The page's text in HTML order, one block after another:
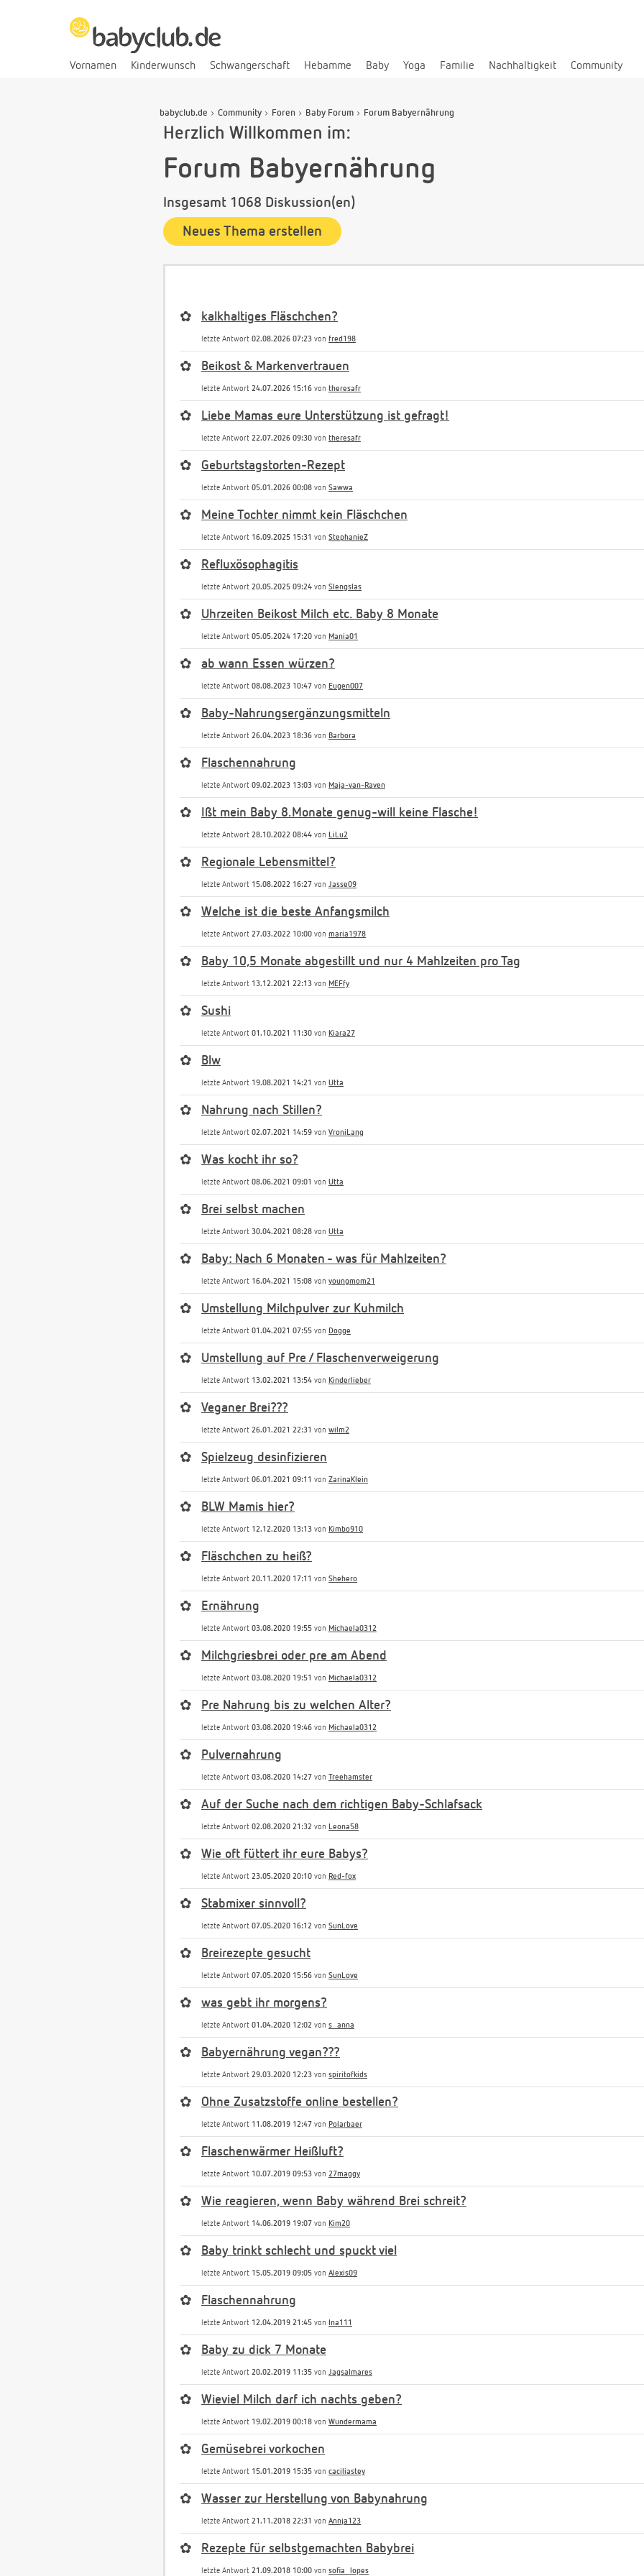
Vornamen Kinderwunsch Schwangerschaft Hebamme Baby Yoga Familie Nachhaltigkeit Community
babyclub.de Community Foren Baby Forum Forum Babyernährung
Herzlich Willkommen im:
Forum Babyernährung
Insgesamt 1068 Diskussion(en)
Neues Thema erstellen
✿ kalkhaltiges Fläschchen?
letzte Antwort 02.08.2026 07:23 von fred198
✿ Beikost & Markenvertrauen
letzte Antwort 24.07.2026 15:16 von theresafr
✿ Liebe Mamas eure Unterstützung ist gefragt!
letzte Antwort 22.07.2026 09:30 von theresafr
✿ Geburtstagstorten-Rezept
letzte Antwort 05.01.2026 00:08 von Sawwa
✿ Meine Tochter nimmt kein Fläschchen
letzte Antwort 16.09.2025 15:31 von StephanieZ
✿ Refluxösophagitis
letzte Antwort 20.05.2025 09:24 von Slengslas
✿ Uhrzeiten Beikost Milch etc. Baby 8 Monate
letzte Antwort 05.05.2024 17:20 von Mania01
✿ ab wann Essen würzen?
letzte Antwort 08.08.2023 10:47 von Eugen007
✿ Baby-Nahrungsergänzungsmitteln
letzte Antwort 26.04.2023 18:36 von Barbora
✿ Flaschennahrung
letzte Antwort 09.02.2023 13:03 von Maja-van-Raven
✿ Ißt mein Baby 8.Monate genug-will keine Flasche!
letzte Antwort 28.10.2022 08:44 von LiLu2
✿ Regionale Lebensmittel?
letzte Antwort 15.08.2022 16:27 von Jasse09
✿ Welche ist die beste Anfangsmilch
letzte Antwort 27.03.2022 10:00 von maria1978
✿ Baby 10,5 Monate abgestillt und nur 4 Mahlzeiten pro Tag
letzte Antwort 13.12.2021 22:13 von MEFfy
✿ Sushi
letzte Antwort 01.10.2021 11:30 von Kiara27
✿ Blw
letzte Antwort 19.08.2021 14:21 von Utta
✿ Nahrung nach Stillen?
letzte Antwort 02.07.2021 14:59 von VroniLang
✿ Was kocht ihr so?
letzte Antwort 08.06.2021 09:01 von Utta
✿ Brei selbst machen
letzte Antwort 30.04.2021 08:28 von Utta
✿ Baby: Nach 6 Monaten - was für Mahlzeiten?
letzte Antwort 16.04.2021 15:08 von youngmom21
✿ Umstellung Milchpulver zur Kuhmilch
letzte Antwort 01.04.2021 07:55 von Dogge
✿ Umstellung auf Pre / Flaschenverweigerung
letzte Antwort 13.02.2021 13:54 von Kinderlieber
✿ Veganer Brei???
letzte Antwort 26.01.2021 22:31 von wilm2
✿ Spielzeug desinfizieren
letzte Antwort 06.01.2021 09:11 von ZarinaKlein
✿ BLW Mamis hier?
letzte Antwort 12.12.2020 13:13 von Kimbo910
✿ Fläschchen zu heiß?
letzte Antwort 20.11.2020 17:11 von Shehero
✿ Ernährung
letzte Antwort 03.08.2020 19:55 von Michaela0312
✿ Milchgriesbrei oder pre am Abend
letzte Antwort 03.08.2020 19:51 von Michaela0312
✿ Pre Nahrung bis zu welchen Alter?
letzte Antwort 03.08.2020 19:46 von Michaela0312
✿ Pulvernahrung
letzte Antwort 03.08.2020 14:27 von Treehamster
✿ Auf der Suche nach dem richtigen Baby-Schlafsack
letzte Antwort 02.08.2020 21:32 von Leona58
✿ Wie oft füttert ihr eure Babys?
letzte Antwort 23.05.2020 20:10 von Red-fox
✿ Stabmixer sinnvoll?
letzte Antwort 07.05.2020 16:12 von SunLove
✿ Breirezepte gesucht
letzte Antwort 07.05.2020 15:56 von SunLove
✿ was gebt ihr morgens?
letzte Antwort 01.04.2020 12:02 von s_anna
✿ Babyernährung vegan???
letzte Antwort 29.03.2020 12:23 von spiritofkids
✿ Ohne Zusatzstoffe online bestellen?
letzte Antwort 11.08.2019 12:47 von Polarbaer
✿ Flaschenwärmer Heißluft?
letzte Antwort 10.07.2019 09:53 von 27maggy
✿ Wie reagieren, wenn Baby während Brei schreit?
letzte Antwort 14.06.2019 19:07 von Kim20
✿ Baby trinkt schlecht und spuckt viel
letzte Antwort 15.05.2019 09:05 von Alexis09
✿ Flaschennahrung
letzte Antwort 12.04.2019 21:45 von Ina111
✿ Baby zu dick 7 Monate
letzte Antwort 20.02.2019 11:35 von Jagsalmares
✿ Wieviel Milch darf ich nachts geben?
letzte Antwort 19.02.2019 00:18 von Wundermama
✿ Gemüsebrei vorkochen
letzte Antwort 15.01.2019 15:35 von caciliastey
✿ Wasser zur Herstellung von Babynahrung
letzte Antwort 21.11.2018 22:31 von Annja123
✿ Rezepte für selbstgemachten Babybrei
letzte Antwort 21.09.2018 10:00 von sofia_lopes